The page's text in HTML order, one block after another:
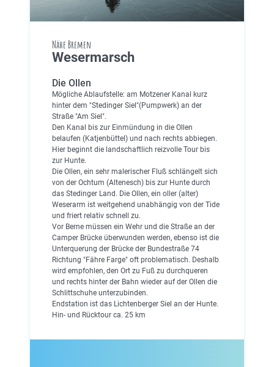
Nähe Bremen
Wesermarsch
Die Ollen
Mögliche Ablaufstelle: am Motzener Kanal kurz
hinter dem "Stedinger Siel"(Pumpwerk) an der
Straße "Am Siel".
Den Kanal bis zur Einmündung in die Ollen
belaufen (Katjenbüttel) und nach rechts abbiegen.
Hier beginnt die landschaftlich reizvolle Tour bis
zur Hunte.
Die Ollen, ein sehr malerischer Fluß schlängelt sich
von der Ochtum (Altenesch) bis zur Hunte durch
das Stedinger Land. Die Ollen, ein oller (alter)
Weserarm ist weitgehend unabhängig von der Tide
und friert relativ schnell zu.
Vor Berne müssen ein Wehr und die Straße an der
Camper Brücke überwunden werden, ebenso ist die
Unterquerung der Brücke der Bundestraße 74
Richtung "Fähre Farge" oft problematisch. Deshalb
wird empfohlen, den Ort zu Fuß zu durchqueren
und rechts hinter der Bahn wieder auf der Ollen die
Schlittschuhe unterzubinden.
Endstation ist das Lichtenberger Siel an der Hunte.
Hin- und Rücktour ca. 25 km